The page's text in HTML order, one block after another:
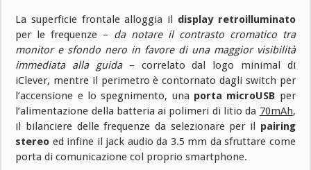
La superficie frontale alloggia il display retroilluminato
per le frequenze – da notare il contrasto cromatico tra
monitor e sfondo nero in favore di una maggior visibilità
immediata alla guida– correlato dal logo minimal di
iClever, mentre il perimetro è contornato dagli switch per
l’accensione e lo spegnimento, una porta microUSB per
l’alimentazione della batteria ai polimeri di litio da 70mAh,
il bilanciere delle frequenze da selezionare per il pairing
stereo ed infine il jack audio da 3.5 mm da sfruttare come
porta di comunicazione col proprio smartphone.